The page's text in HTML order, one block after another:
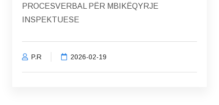
PROCESVERBAL PËR MBIKËQYRJE
INSPEKTUESE
P.R 2026-02-19